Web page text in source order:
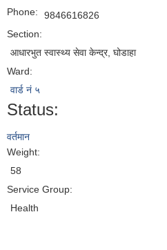
Phone:
9846616826
Section:
आधारभुत स्वास्थ्य सेवा केन्द्र, घोडाहा
Ward:
वार्ड नं ५
Status:
वर्तमान
Weight:
58
Service Group:
Health